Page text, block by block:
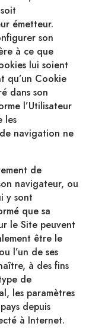
émetteur.
son
à ce que
lui soient
qu’un Cookie
dans son
l’Utilisateur
les
navigation ne
de
navigateur, ou
y sont
que sa
le Site peuvent
être le
l’un de ses
à des fins
de
les paramètres
depuis
à Internet.